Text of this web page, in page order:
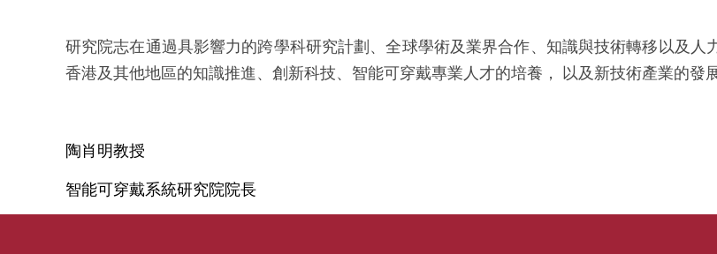
研究院志在通過具影響力的跨學科研究計劃、全球學術及業界合作、知識與技術轉移以及
香港及其他地區的知識推進、創新科技、智能可穿戴專業人才的培養， 以及新技術產業的發
陶肖明教授
智能可穿戴系統研究院院長